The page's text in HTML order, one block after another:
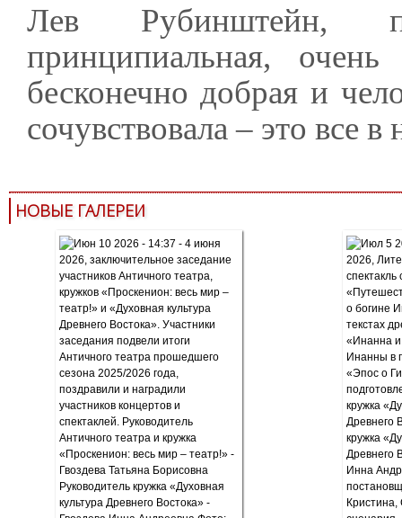
Лев Рубинштейн,
принципиальная,
бесконечно добрая и
сочувствовала – это все
НОВЫЕ ГАЛЕРЕИ